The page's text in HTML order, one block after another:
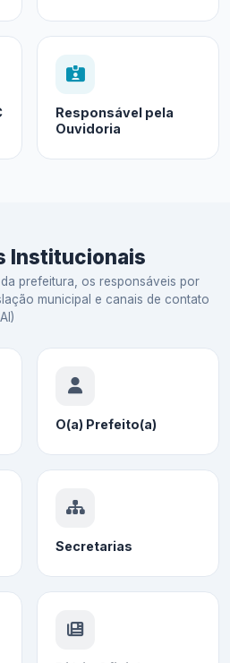
Responsável pela
Ouvidoria
Institucionais
prefeitura, os responsáveis por
municipal e canais de contato
O(a) Prefeito(a)
Secretarias